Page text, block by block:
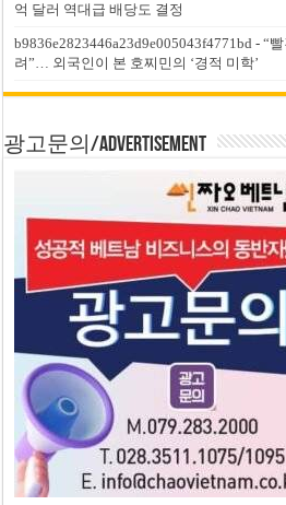
억 달러 역대급 배당도 결정
b9836e2823446a23d9e005043f4771bd -“
려”… 외국인이 본 호찌민의 ‘경적 미학’
광고문의/Advertisement